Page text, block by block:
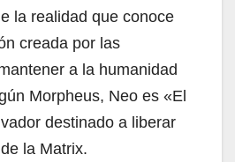
la realidad que conoce
creada por las
a la humanidad
Morpheus, Neo es «El
destinado a liberar
la Matrix.